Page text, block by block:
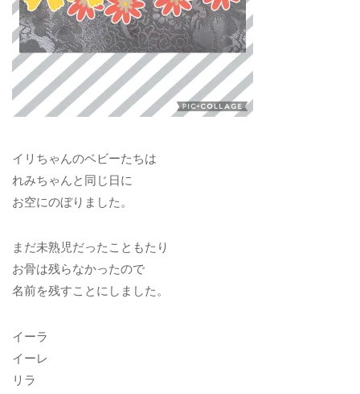
イリちゃんのベビーたちは
れみちゃんと同じ日に
お空にのぼりました。
まだ未熟児だったこともたり
お骨は残らなかったので
名前を残すことにしました。
イーラ
イーレ
リラ